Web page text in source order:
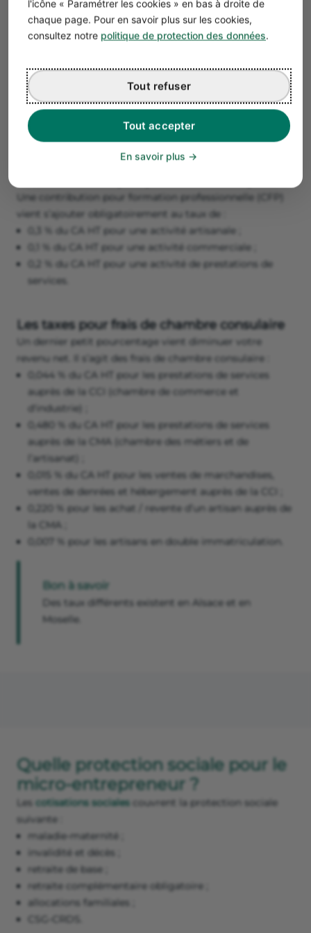
l'icône « Paramétrer les cookies » en bas à droite de
chaque page. Pour en savoir plus sur les cookies,
consultez notre politique de protection des données.
Tout accepter
Tout refuser
En savoir plus
double imposition !
obligations comptables
et doit
le cas échéant, laTVA en micro-entreprise.
La Contribution à la Formation
Une contribution pour formation professionnelle (CFP)
vient s’ajouter obligatoirement au taux de :
0,3 % du CA HT pour une activité artisanale ;
0,1 % du CA HT pour une activité commerciale ;
0,2 % du CA HT pour une activité de prestations de
services.
Les taxes pour frais de chambre consulaire
Un dernier petit pourcentage vient diminuer votre
revenu net. Il s’agit des frais de chambre consulaire :
0,044 % du CA HT pour les prestations de services
auprès de la CCI (chambre de commerce et
d'industrie) ;
0,480 % du CA HT pour les prestations de services
auprès de la CMA (chambre des métiers et de
l’artisanat) ;
0,015 % du CA HT pour les ventes de marchandises,
ventes de denrées et hébergement auprès de la CCI ;
0,220 % pour les achat / revente d’un artisan auprès de
la CMA ;
0,007 % pour les artisans en double immatriculation.
Bon à savoir
Des taux différents existent en Alsace et en
Moselle.
Quelle protection sociale pour le
micro-entrepreneur ?
Les cotisations sociales couvrent la protection sociale
suivante :
maladie-maternité ;
invalidité et décès ;
retraite de base ;
retraite complémentaire obligatoire ;
allocations familiales ;